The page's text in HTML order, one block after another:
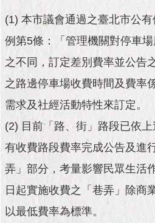
市
府
團
隊
市
公
告
施
政
景
成
(1) 本市議會通過之臺北市公
例第5條：「管理機關對停車
之不同，訂定差別費率並公告
之路邊停車場收費時間及費率
需求及社經活動特性來訂定。
(2) 目前「路、街」路段已依
有收費路段費率完成公告及進
弄」部分，考量影響民眾生活
日起實施收費之「巷弄」除商
以最低費率為標準。